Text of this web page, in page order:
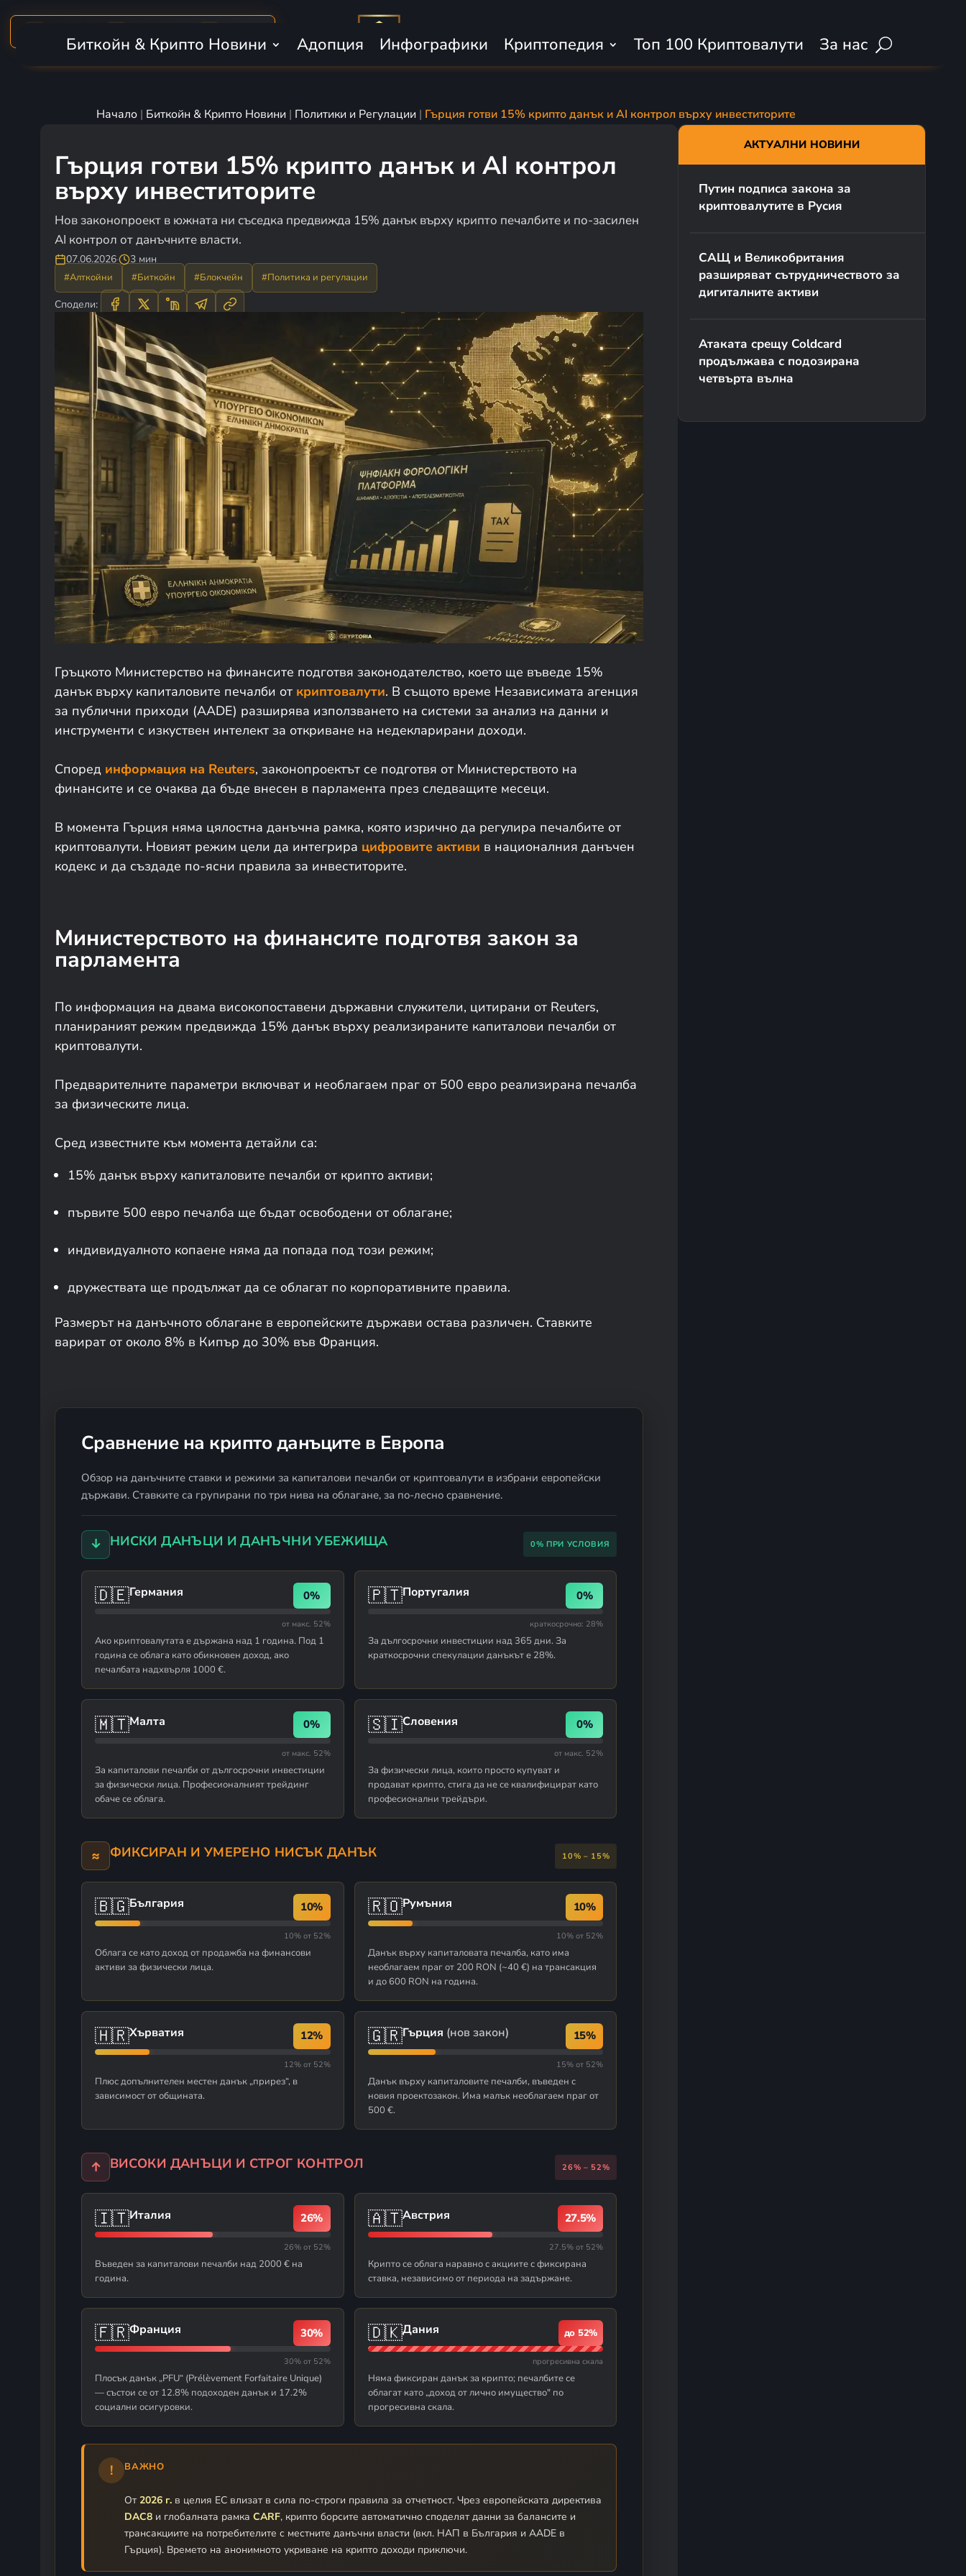
Биткойн & Крипто Новини Адопция Инфографики Криптопедия Топ 100 Криптовалути За нас
Начало | Биткойн & Крипто Новини | Политики и Регулации | Гърция готви 15% крипто данък и AI контрол върху инвеститорите
Гърция готви 15% крипто данък и AI контрол
върху инвеститорите
Нов законопроект в южната ни съседка предвижда 15% данък върху крипто печалбите и по-засилен
AI контрол от данъчните власти.
07.06.2026· 3 мин
#Алткойни #Биткойн #Блокчейн #Политика и регулации
Сподели:
Гръцкото Министерство на финансите подготвя законодателство, което ще въведе 15%
данък върху капиталовите печалби от криптовалути. В същото време Независимата агенция
за публични приходи (AADE) разширява използването на системи за анализ на данни и
инструменти с изкуствен интелект за откриване на недекларирани доходи.
Според информация на Reuters, законопроектът се подготвя от Министерството на
финансите и се очаква да бъде внесен в парламента през следващите месеци.
В момента Гърция няма цялостна данъчна рамка, която изрично да регулира печалбите от
криптовалути. Новият режим цели да интегрира цифровите активи в националния данъчен
кодекс и да създаде по-ясни правила за инвеститорите.
Министерството на финансите подготвя закон за
парламента
По информация на двама високопоставени държавни служители, цитирани от Reuters,
планираният режим предвижда 15% данък върху реализираните капиталови печалби от
криптовалути.
Предварителните параметри включват и необлагаем праг от 500 евро реализирана печалба
за физическите лица.
Сред известните към момента детайли са:
15% данък върху капиталовите печалби от крипто активи;
първите 500 евро печалба ще бъдат освободени от облагане;
индивидуалното копаене няма да попада под този режим;
дружествата ще продължат да се облагат по корпоративните правила.
Размерът на данъчното облагане в европейските държави остава различен. Ставките
варират от около 8% в Кипър до 30% във Франция.
Сравнение на крипто данъците в Европа
Обзор на данъчните ставки и режими за капиталови печалби от криптовалути в избрани европейски
държави. Ставките са групирани по три нива на облагане, за по-лесно сравнение.
↓ НИСКИ ДАНЪЦИ И ДАНЪЧНИ УБЕЖИЩА 0% ПРИ УСЛОВИЯ
🇩🇪Германия 0%
от макс. 52%
Ако криптовалутата е държана над 1 година. Под 1
година се облага като обикновен доход, ако
печалбата надхвърля 1000 €.
🇵🇹Португалия 0%
краткосрочно: 28%
За дългосрочни инвестиции над 365 дни. За
краткосрочни спекулации данъкът е 28%.
🇲🇹Малта 0%
от макс. 52%
За капиталови печалби от дългосрочни инвестиции
за физически лица. Професионалният трейдинг
обаче се облага.
🇸🇮Словения 0%
от макс. 52%
За физически лица, които просто купуват и
продават крипто, стига да не се квалифицират като
професионални трейдъри.
≈ ФИКСИРАН И УМЕРЕНО НИСЪК ДАНЪК 10% – 15%
🇧🇬България 10%
10% от 52%
Облага се като доход от продажба на финансови
активи за физически лица.
🇷🇴Румъния 10%
10% от 52%
Данък върху капиталовата печалба, като има
необлагаем праг от 200 RON (~40 €) на трансакция
и до 600 RON на година.
🇭🇷Хърватия 12%
12% от 52%
Плюс допълнителен местен данък „прирез“, в
зависимост от общината.
🇬🇷Гърция (нов закон) 15%
15% от 52%
Данък върху капиталовите печалби, въведен с
новия проектозакон. Има малък необлагаем праг от
500 €.
↑ ВИСОКИ ДАНЪЦИ И СТРОГ КОНТРОЛ 26% – 52%
🇮🇹Италия 26%
26% от 52%
Въведен за капиталови печалби над 2000 € на
година.
🇦🇹Австрия 27.5%
27.5% от 52%
Крипто се облага наравно с акциите с фиксирана
ставка, независимо от периода на задържане.
🇫🇷Франция 30%
30% от 52%
Плосък данък „PFU“ (Prélèvement Forfaitaire Unique)
— състои се от 12.8% подоходен данък и 17.2%
социални осигуровки.
🇩🇰Дания до 52%
прогресивна скала
Няма фиксиран данък за крипто; печалбите се
облагат като „доход от лично имущество" по
прогресивна скала.
! ВАЖНО
От2026 г. в целия ЕС влизат в сила по-строги правила за отчетност. Чрез европейската директива
DAC8 и глобалната рамка CARF, крипто борсите автоматично споделят данни за балансите и
трансакциите на потребителите с местните данъчни власти (вкл. НАП в България и AADE в
Гърция). Времето на анонимното укриване на крипто доходи приключи.
АКТУАЛНИ НОВИНИ
Путин подписа закона за
криптовалутите в Русия
САЩ и Великобритания
разширяват сътрудничеството за
дигиталните активи
Атаката срещу Coldcard
продължава с подозирана
четвърта вълна